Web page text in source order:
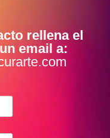
rellena el
email a: